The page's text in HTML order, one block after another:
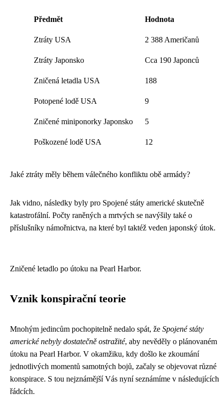
Předmět Hodnota
Ztráty USA 2 388 Američanů
Ztráty Japonsko Cca 190 Japonců
Zničená letadla USA 188
Potopené lodě USA 9
Zničené miniponorky Japonsko 5
Poškozené lodě USA 12
Jaké ztráty měly během válečného konfliktu obě armády?
Jak vidno, následky byly pro Spojené státy americké skutečně
katastrofální. Počty raněných a mrtvých se navýšily také o
příslušníky námořnictva, na které byl taktéž veden japonský útok.
Zničené letadlo po útoku na Pearl Harbor.
Vznik konspirační teorie
Mnohým jedincům pochopitelně nedalo spát, že Spojené státy
americké nebyly dostatečně ostražité, aby nevěděly o plánovaném
útoku na Pearl Harbor. V okamžiku, kdy došlo ke zkoumání
jednotlivých momentů samotných bojů, začaly se objevovat různé
konspirace. S tou nejznámější Vás nyní seznámíme v následujících
řádcích.